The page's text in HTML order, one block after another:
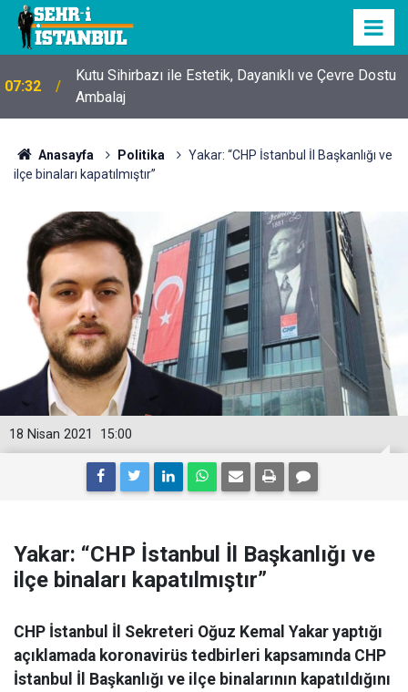
07:32
Kutu Sihirbazı ile Estetik, Dayanıklı ve Çevre Dostu
Ambalaj
Anasayfa Politika
Yakar: “CHP İstanbul İl Başkanlığı ve
ilçe binaları kapatılmıştır”
15:00
18 Nisan 2021
Yakar: “CHP İstanbul İl Başkanlığı ve
ilçe binaları kapatılmıştır”
CHP İstanbul İl Sekreteri Oğuz Kemal Yakar yaptığı
açıklamada koronavirüs tedbirleri kapsamında CHP
İstanbul İl Başkanlığı ve ilçe binalarının kapatıldığını